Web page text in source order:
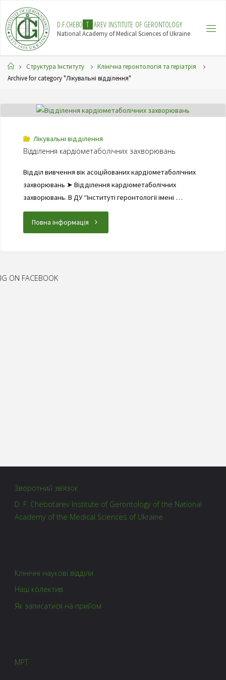
content
D.F.CHEBO T AREV INSTITUTE OF GERONTOL OGY
National Academy of Medical Sciences of Ukraine
HomeСтруктура Інституту
Клінічна геронтологія та геріатрія
Archive for category "Лікувальні відділення"
Лікувальні відділення
Відділення кардіометаболічних захворювань
Відділ вивчення вік асоційованих кардіометаболічних
захворювань ➤ Відділення кардіометаболічних
захворювань. В ДУ “Інституті геронтології імені …
Повна інформація"Відділення
IG ON FACEBOOK
Зворотний зв’язок
D. F. Chebotarev Institute of Gerontology of the National
Academy of the Medical Sciences of Ukraine
Клінічні наукові відділи
Наш колектив
Як записатися на прийом
МРТ